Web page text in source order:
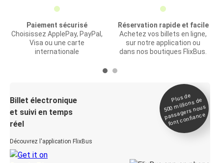
Paiement sécurisé
Choisissez ApplePay, PayPal,
Visa ou une carte
internationale
Réservation rapide et facile
Achetez vos billets en ligne,
sur notre application ou
dans nos boutiques FlixBus.
Billet électronique
et suivi en temps
réel
Découvrez l'application FlixBus
Plus de
500
millions de
passagers nous
font confiance